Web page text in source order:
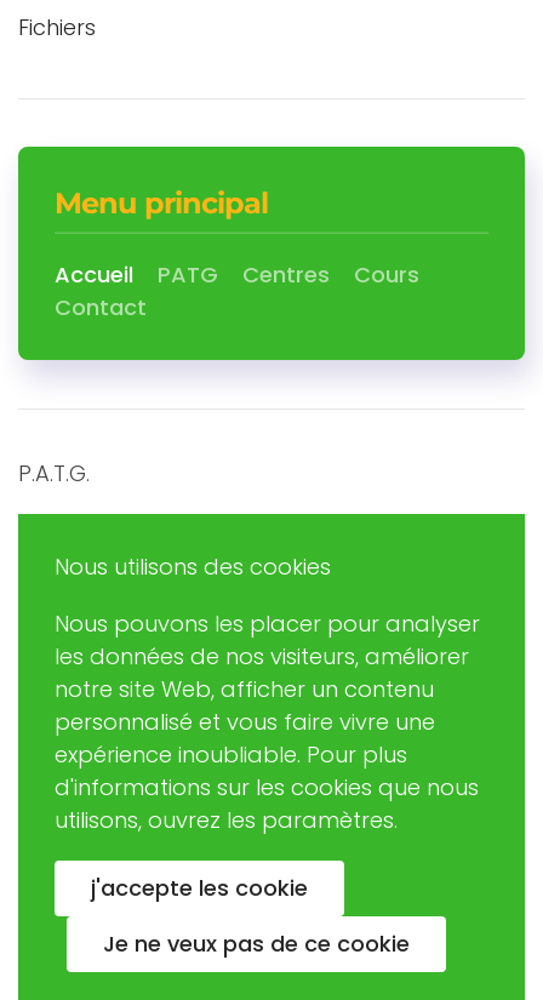
Fichiers
Menu principal
Accueil PATG Centres
Cours
Contact
P.A.T.G.
Eric RUDAZ
(Président de PATG)
patginformatique@gmail.com
02 57 63 06 37
Association loi 1901 créée en 2003
Jacques BIGOU (Fondateur)
Nous utilisons des cookies
Nous pouvons les placer pour analyser
les données de nos visiteurs, améliorer
notre site Web, afficher un contenu
personnalisé et vous faire vivre une
expérience inoubliable. Pour plus
d'informations sur les cookies que nous
utilisons, ouvrez les paramètres.
j'accepte les cookie
Je ne veux pas de ce cookie